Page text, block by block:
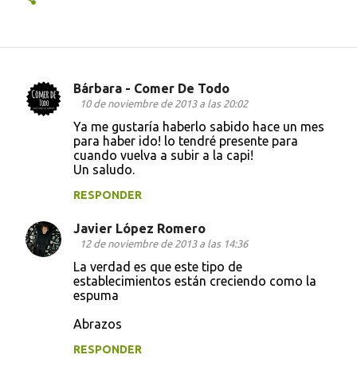
C
a
r
Bárbara - Comer De Todo
10 de noviembre de 2013 a las 20:02
Ya me gustaría haberlo sabido hace un mes
para haber ido! lo tendré presente para
cuando vuelva a subir a la capi!
Un saludo.
RESPONDER
Javier López Romero
12 de noviembre de 2013 a las 14:36
La verdad es que este tipo de
establecimientos están creciendo como la
espuma
Abrazos
RESPONDER